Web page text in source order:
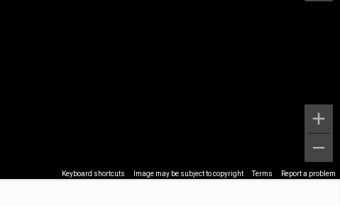
Keyboard shortcuts Image may be subject to copyright Terms Report a problem